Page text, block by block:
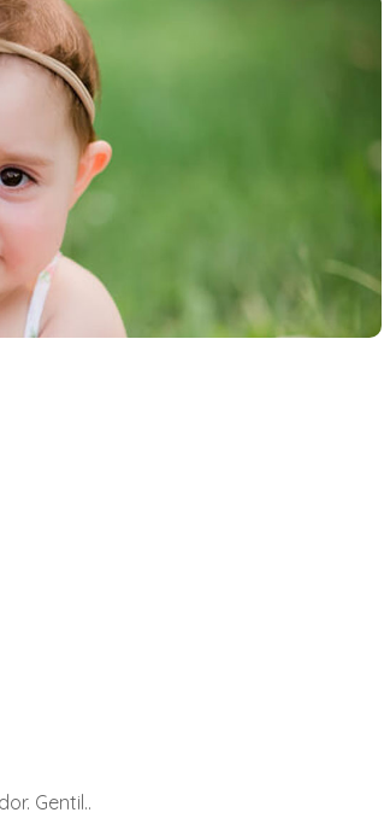
Gentil..